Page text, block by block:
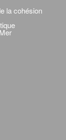
la cohésion